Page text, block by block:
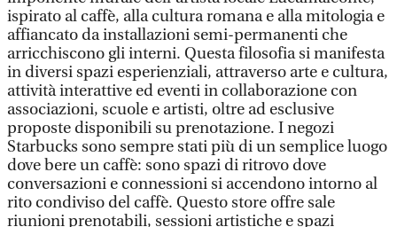
ispirato al caffè, alla cultura romana e alla mitologia e
affiancato da installazioni semi-permanenti che
arricchiscono gli interni. Questa filosofia si manifesta
in diversi spazi esperienziali, attraverso arte e cultura,
attività interattive ed eventi in collaborazione con
associazioni, scuole e artisti, oltre ad esclusive
proposte disponibili su prenotazione. I negozi
Starbucks sono sempre stati più di un semplice luogo
dove bere un caffè: sono spazi di ritrovo dove
conversazioni e connessioni si accendono intorno al
rito condiviso del caffè. Questo store offre sale
riunioni prenotabili, sessioni artistiche e spazi